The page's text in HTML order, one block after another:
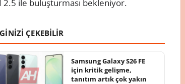
2.5 ile buluşturması bekleniyor.
ÇEKEBİLİR
Samsung Galaxy S26 FE
için kritik gelişme,
tanıtım artık çok yakın